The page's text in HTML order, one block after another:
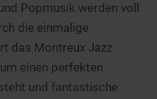
Popmusik werden voll
die einmalige
das Montreux Jazz
einen perfekten
und fantastische